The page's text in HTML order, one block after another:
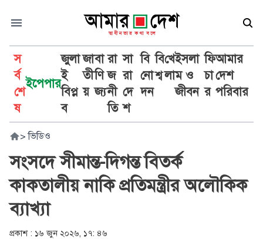
স
র্ব
শে
ষ
ইপেপার
জুলা
ই
বিপ্ল
ব
জা
তী
য়
বা
ণি
জ্য
রা
জ
নী
তি
সা
রা
দে
শ
বি
নো
দন
বি
শ্ব
খে
লা
ইসলা
ম ও
জীবন
ফি
চা
র
আমার
দেশ
পরিবার
> ভিডিও
সংসদে সীমান্ত-দিগন্ত বিতর্ক
কাকতালীয় নাকি প্রতিমন্ত্রীর অলৌকিক
ব্যাখ্যা
প্রকাশ : ১৬ জুন ২০২৬, ১৭: ৪৬